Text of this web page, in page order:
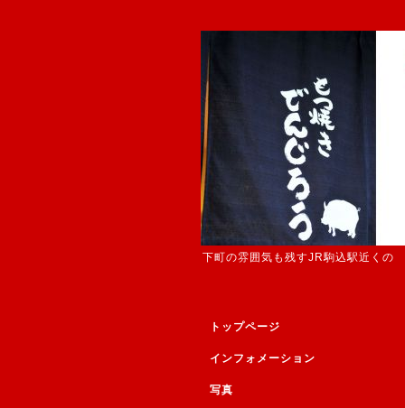
下町の雰囲気も残すJR駒込駅近くの
トップページ
インフォメーション
写真